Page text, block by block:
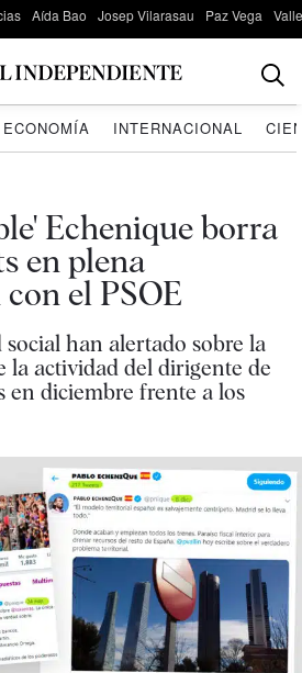
Aída Bao Josep Vilarasau Paz Vega
ECONOMÍA INTERNACIONAL
Echenique borra
en plena
el PSOE
han alertado sobre la
la actividad del dirigente de
en diciembre frente a los